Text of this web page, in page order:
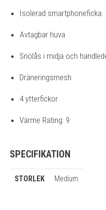
Isolerad smartphoneficka
Avtagbar huva
Snölås i midja och
Dräneringsmesh
4 ytterfickor
Värme Rating: 9
SPECIFIKATION
STORLEK Medium